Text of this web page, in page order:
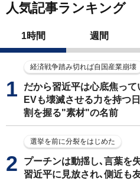
人気記事ランキング
1時間 週間
経済戦争踏み切れば自国産業崩壊
だから習近平は心底焦っ
EVも壊滅させる力を持つ
割を握る"素材"の名前
選挙を前に分裂をはじめた
プーチンは動揺し､言葉を
習近平に見放され､側近も